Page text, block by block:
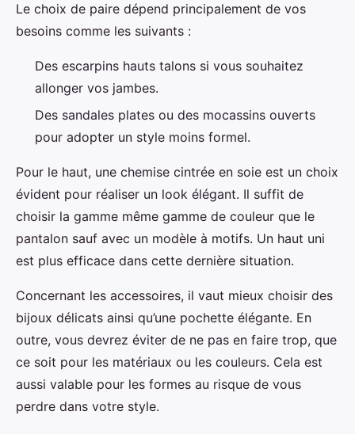
Le choix de paire dépend principalement de vos
besoins comme les suivants :
Des escarpins hauts talons si vous souhaitez
allonger vos jambes.
Des sandales plates ou des mocassins ouverts
pour adopter un style moins formel.
Pour le haut, une chemise cintrée en soie est un choix
évident pour réaliser un look élégant. Il suffit de
choisir la gamme même gamme de couleur que le
pantalon sauf avec un modèle à motifs. Un haut uni
est plus efficace dans cette dernière situation.
Concernant les accessoires, il vaut mieux choisir des
bijoux délicats ainsi qu’une pochette élégante. En
outre, vous devrez éviter de ne pas en faire trop, que
ce soit pour les matériaux ou les couleurs. Cela est
aussi valable pour les formes au risque de vous
perdre dans votre style.